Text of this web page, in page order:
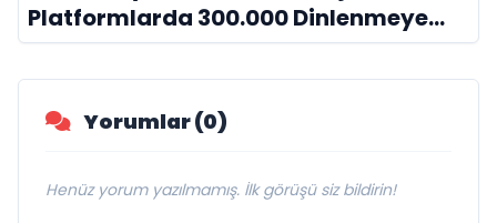
Platformlarda 300.000 Dinlenmeye
Ulaştı
Yorumlar (0)
Henüz yorum yazılmamış. İlk görüşü siz bildirin!